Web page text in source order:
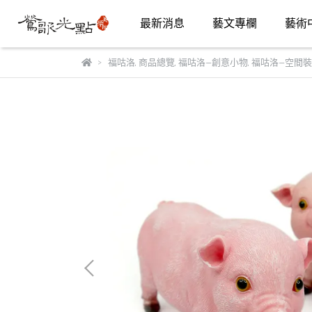
最新消息 藝文專欄 藝術
福咕洛, 商品總覽, 福咕洛—創意小物, 福咕洛—空間